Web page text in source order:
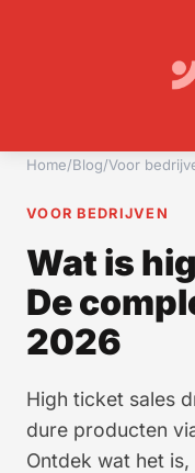
Home/Blog/Voor
VOOR BEDRIJVEN
Wat is
De
2026
High ticket sales
dure producten
Ontdek wat het